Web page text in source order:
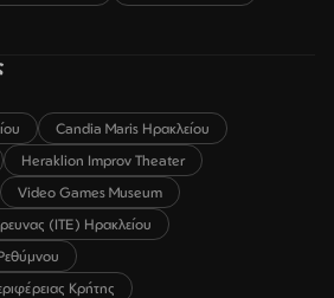
Candia Maris Ηρακλείου
Heraklion Improv Theater
Video Games Museum
(ΙΤΕ) Ηρακλείου
Κρήτης